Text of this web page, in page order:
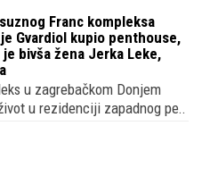
Franc kompleksa
Gvardiol kupio penthouse,
bivša žena Jerka Leke,
u zagrebačkom Donjem
u rezidenciji zapadnog pe..